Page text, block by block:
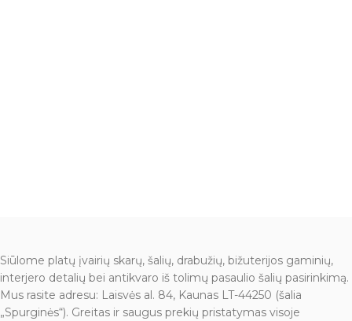
Siūlome platų įvairių skarų, šalių, drabužių, bižuterijos gaminių,
interjero detalių bei antikvaro iš tolimų pasaulio šalių pasirinkimą.
Mus rasite adresu: Laisvės al. 84, Kaunas LT-44250 (šalia
„Spurginės“). Greitas ir saugus prekių pristatymas visoje